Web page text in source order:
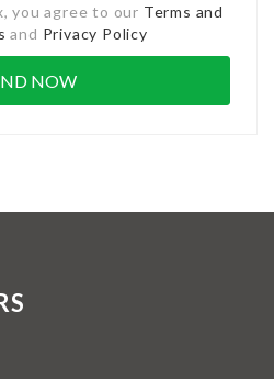
you agree to our Terms and
and Privacy Policy